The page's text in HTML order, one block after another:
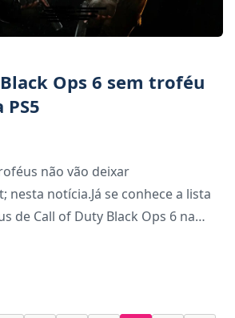
Ops 6 sem troféu
não vão deixar
notícia.Já se conhece a lista
de Call of Duty Black Ops 6 na
No total, o jog